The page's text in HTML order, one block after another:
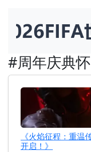
#周年庆典怀
《火焰征程：重
开启！》